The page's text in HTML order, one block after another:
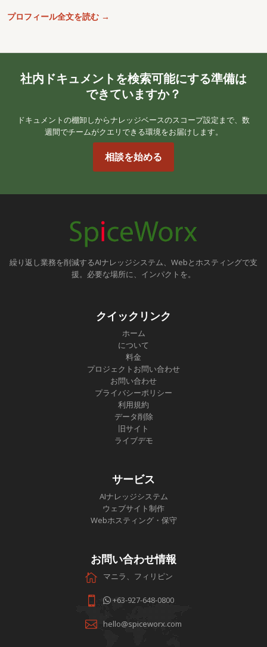
プロフィール全文を読む →
社内ドキュメントを検索可能にする準備は
できていますか？
ドキュメントの棚卸しからナレッジベースのスコープ設定まで、数
週間でチームがクエリできる環境をお届けします。
相談を始める
繰り返し業務を削減するAIナレッジシステム、Webとホスティングで支
援。必要な場所に、インパクトを。
クイックリンク
ホーム
について
料金
プロジェクトお問い合わせ
お問い合わせ
プライバシーポリシー
利用規約
データ削除
旧サイト
ライブデモ
サービス
AIナレッジシステム
ウェブサイト制作
Webホスティング・保守
お問い合わせ情報
マニラ、フィリピン
+63-927-648-0800
hello@spiceworx.com